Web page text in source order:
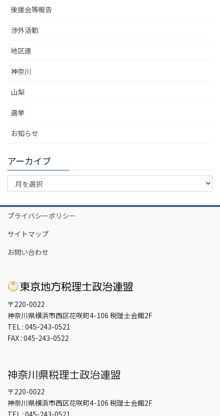
後援会等報告
渉外活動
地区連
神奈川
山梨
選挙
お知らせ
アーカイブ
ア
イ
ブ
プライバシーポリシー
サイトマップ
お問い合わせ
〒220-0022
神奈川県横浜市西区花咲町4-106 税理士会館2F
TEL : 045-243-0521
FAX : 045-243-0522
〒220-0022
神奈川県横浜市西区花咲町4-106 税理士会館2F
TEL : 045-243-0521